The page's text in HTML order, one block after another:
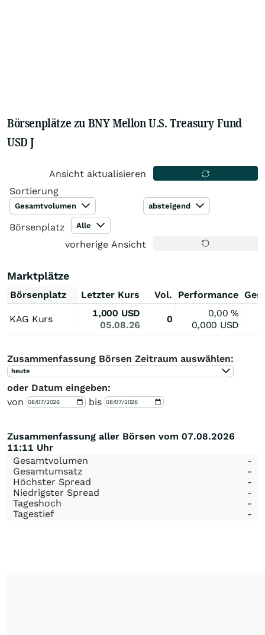
Börsenplätze zu BNY Mellon U.S. Treasury Fund
USD J
Ansicht aktualisieren
Sortierung
Gesamtvolumen absteigend
Börsenplatz Alle
vorherige Ansicht
Marktplätze
Börsenplatz Letzter Kurs Vol. Performance
KAG Kurs
1,000 USD
05.08.26
0
0,00%
0,000 USD
Zusammenfassung Börsen Zeitraum auswählen:
heute
oder Datum eingeben:
von
bis
Zusammenfassung aller Börsen vom 07.08.2026
11:11 Uhr
Gesamtvolumen
-
Gesamtumsatz
-
Höchster Spread
-
Niedrigster Spread
-
Tageshoch
-
Tagestief
-